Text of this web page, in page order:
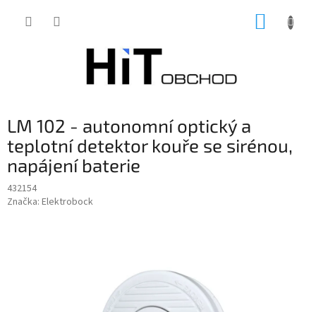
LM 102 - autonomní optický a
teplotní detektor kouře se sirénou,
napájení baterie
432154
Značka: Elektrobock